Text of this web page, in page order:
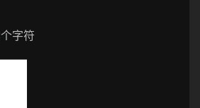
字符